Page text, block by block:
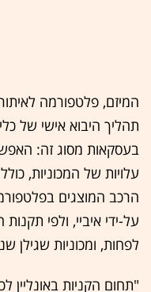
המיזם, פלטפורמה
תהליך היבוא אישי של
בעסקאות מסוג זה:
עלויות של המכוניות,
הרכב המוצגים
לפחות, ומכוניות שגילן
"תחום הקניות באונליין